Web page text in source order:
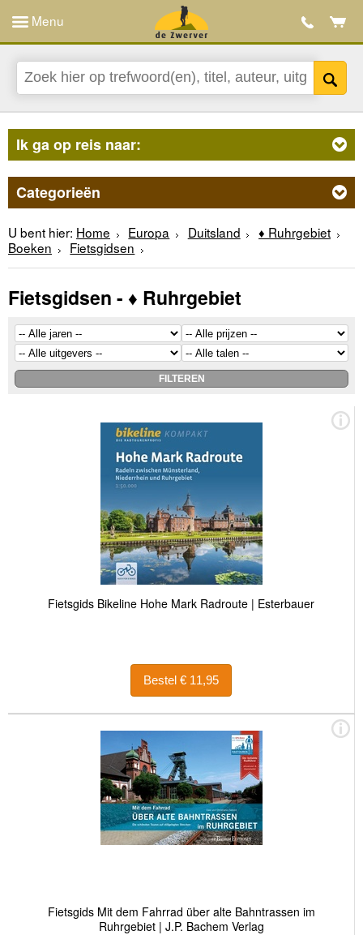
Menu
Ik ga op reis naar:
Categorieën
U bent hier: Home Europa Duitsland
♦ Ruhrgebiet
Boeken
Fietsgidsen
Fietsgidsen - ♦ Ruhrgebiet
Fietsgids Bikeline Hohe Mark Radroute | Esterbauer
Bestel € 11,95
Fietsgids Mit dem Fahrrad über alte Bahntrassen im
Ruhrgebiet | J.P. Bachem Verlag